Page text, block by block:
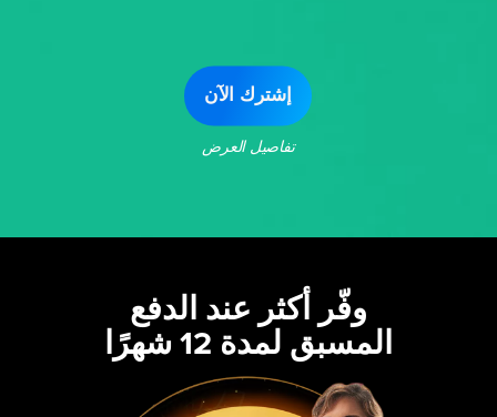
إشترك الآن
تفاصيل العرض
وفّر أكثر عند الدفع
المسبق لمدة 12 شهرًا